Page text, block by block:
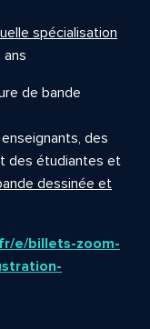
spécialisation
ans
de bande
des
des étudiantes et
dessinée et
e/billets-zoom-